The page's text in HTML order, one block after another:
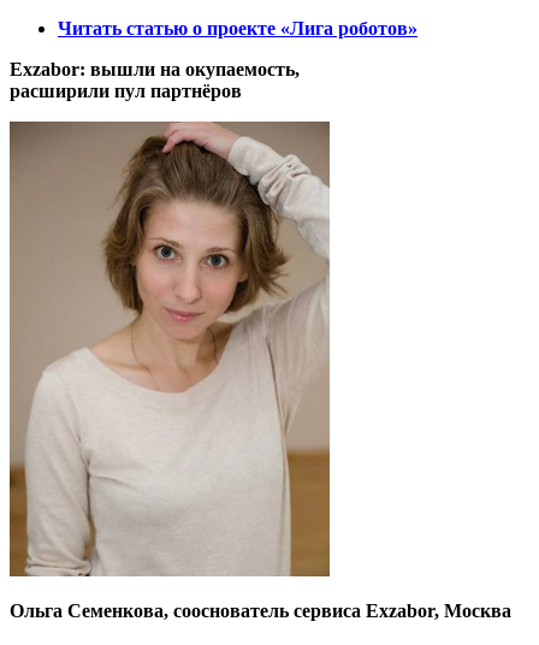
Читать статью о проекте «Лига роботов»
Exzabor: вышли на окупаемость,
расширили пул партнёров
Ольга Семенкова, сооснователь сервиса Exzabor, Москва